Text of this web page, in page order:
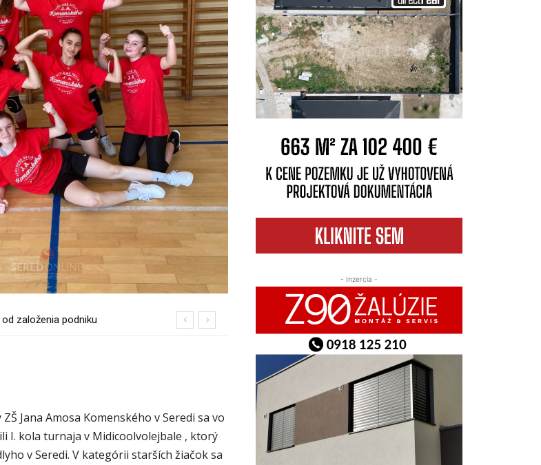
založenia podniku
bola mestom s
Jana Amosa Komenského v Seredi sa vo
I. kola turnaja v Midicoolvolejbale , ktorý
v Seredi. V kategórii starších žiačok sa
- Inzercia -